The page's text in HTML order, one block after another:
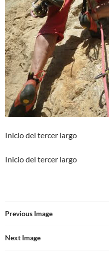
Inicio del tercer largo
Inicio del tercer largo
Previous Image
Next Image